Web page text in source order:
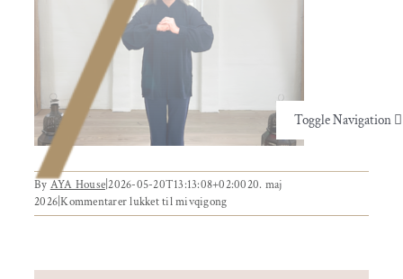
Toggle Navigation
Behandling
Uddannelser & kurser
Lokaler
Om AYA House
By AYA House|2026-05-20T13:13:08+02:0020. maj
2026|Kommentarer lukkettil mivqigong